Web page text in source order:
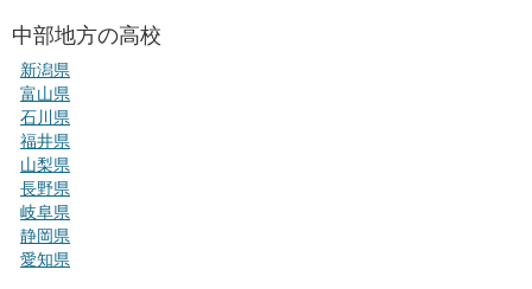
中部地方の高校
新潟県
富山県
石川県
福井県
山梨県
長野県
岐阜県
静岡県
愛知県